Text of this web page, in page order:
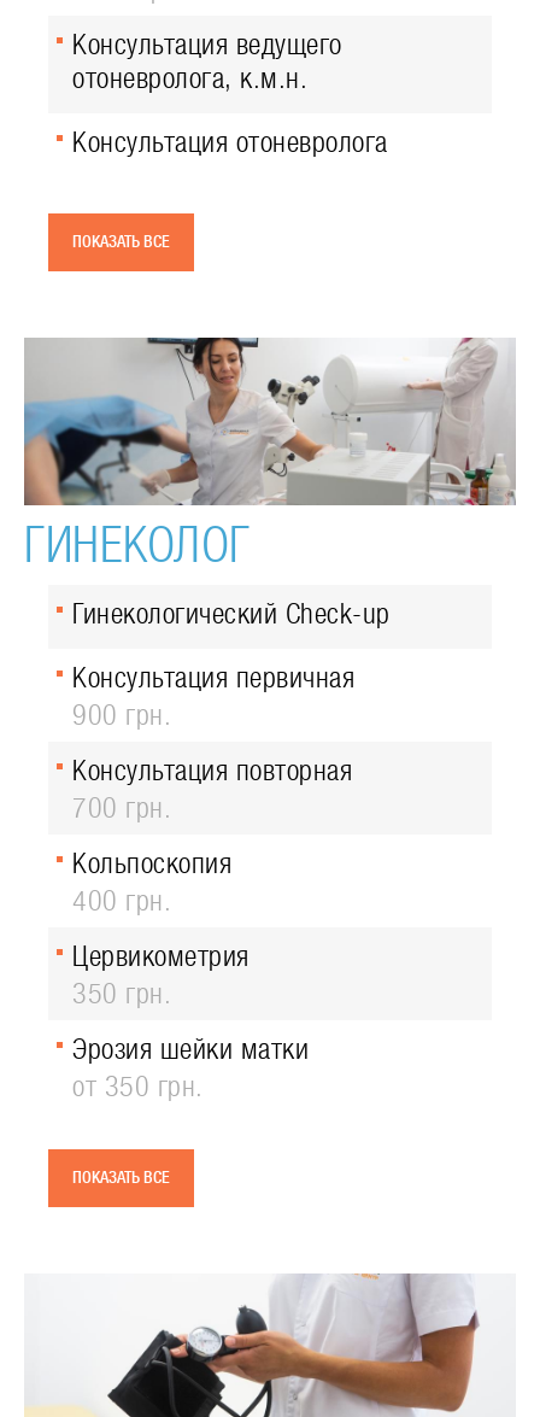
Консультация ведущего
отоневролога, к.м.н.
Консультация отоневролога
ПОКАЗАТЬ ВСЕ
ГИНЕКОЛОГ
Гинекологический Check-up
Консультация первичная
900 грн.
Консультация повторная
700 грн.
Кольпоскопия
400 грн.
Цервикометрия
350 грн.
Эрозия шейки матки
от 350 грн.
ПОКАЗАТЬ ВСЕ